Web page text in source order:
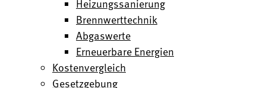
Heizungssanierung
Brennwerttechnik
Abgaswerte
Erneuerbare Energien
Kostenvergleich
Gesetzgebung